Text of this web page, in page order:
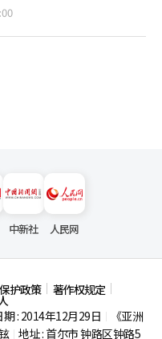
中新社 人民网
护政策 著作权规定
: 2014年12月29日
《亚洲
地址 : 首尔市钟路区钟路5